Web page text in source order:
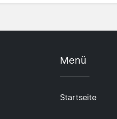
Menü
Startseite